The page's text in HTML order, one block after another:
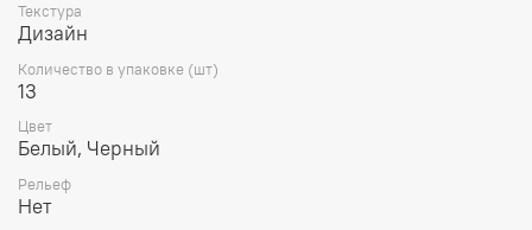
Текстура
Дизайн
Количество в упаковке (шт)
13
Цвет
Белый, Черный
Рельеф
Нет